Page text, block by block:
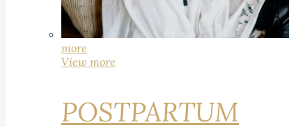
more
View more
POSTPARTUM